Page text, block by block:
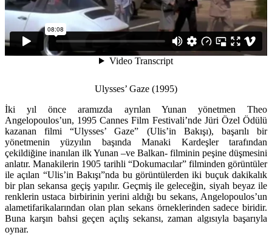
Ulysses’ Gaze (1995)
İki yıl önce aramızda ayrılan Yunan yönetmen Theo
Angelopoulos’un, 1995 Cannes Film Festivali’nde Jüri Özel Ödülü
kazanan filmi “Ulysses’ Gaze” (Ulis’in Bakışı), başarılı bir
yönetmenin yüzyılın başında Manaki Kardeşler tarafından
çekildiğine inanılan ilk Yunan –ve Balkan- filminin peşine düşmesini
anlatır. Manakilerin 1905 tarihli “Dokumacılar” filminden görüntüler
ile açılan “Ulis’in Bakışı”nda bu görüntülerden iki buçuk dakikalık
bir plan sekansa geçiş yapılır. Geçmiş ile geleceğin, siyah beyaz ile
renklerin ustaca birbirinin yerini aldığı bu sekans, Angelopoulos’un
alametifarikalarından olan plan sekans örneklerinden sadece biridir.
Buna karşın bahsi geçen açılış sekansı, zaman algısıyla başarıyla
oynar.